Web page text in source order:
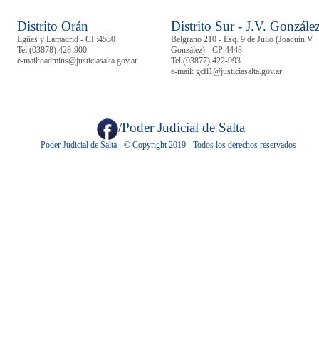
Distrito Orán
Egües y Lamadrid - CP:4530
Tel:(03878) 428-900
e-mail:oadmins@justiciasalta.gov.ar
Distrito Sur - J.V.
Belgrano 210 - Esq. 9 de Julio (Joaquín V.
González) - CP:4448
Tel:(03877) 422-993
e-mail: gcfl1@justiciasalta.gov.ar
/Poder Judicial de Salta
Poder Judicial de Salta - © Copyright 2019 - Todos los derechos reservados -